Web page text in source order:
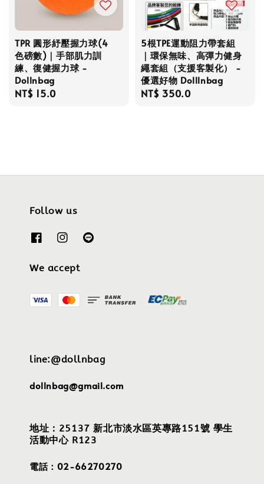
TPR 圓形紓壓握力球(4
色磅數)｜手部肌力訓
練、復健握力球 -
Dollnbag
Regular
NT$ 15.0
5根TPE運動阻力帶套組
｜環保無味、高彈力健身
繩套組（支援客製化） -
優選好物 Dolllnbag
Regular
NT$ 350.0
Follow us
We accept
line:@dollnbag
dollnbag@gmail.com
地址：25137 新北市淡水區英專路151號 學生
活動中心 R123
電話：02-66270270